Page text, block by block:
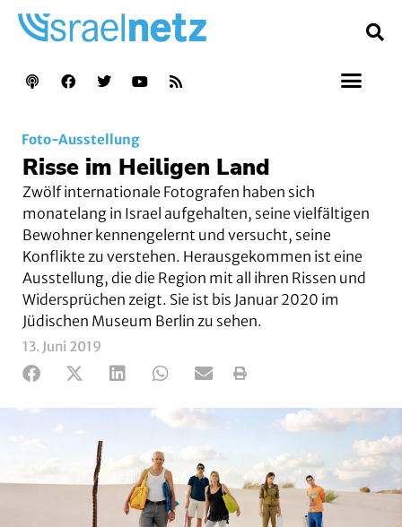
Foto-Ausstellung
Risse im Heiligen Land
Zwölf internationale Fotografen haben sich
monatelang in Israel aufgehalten, seine vielfältigen
Bewohner kennengelernt und versucht, seine
Konflikte zu verstehen. Herausgekommen ist eine
Ausstellung, die die Region mit all ihren Rissen und
Widersprüchen zeigt. Sie ist bis Januar 2020 im
Jüdischen Museum Berlin zu sehen.
13. Juni 2019